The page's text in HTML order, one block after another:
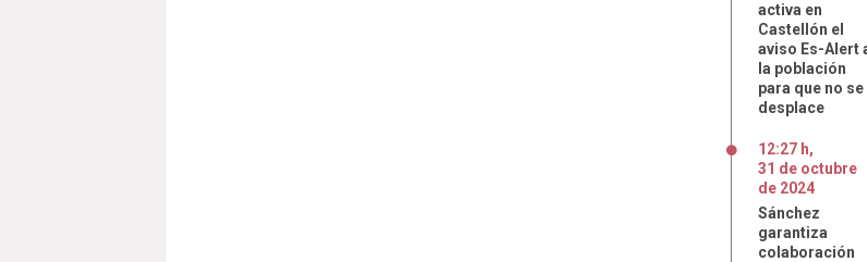
activa en
Castellón el
aviso Es-Alert
la población
para que no se
desplace
12:27 h,
31 de octubre
de 2024
Sánchez
garantiza
colaboración